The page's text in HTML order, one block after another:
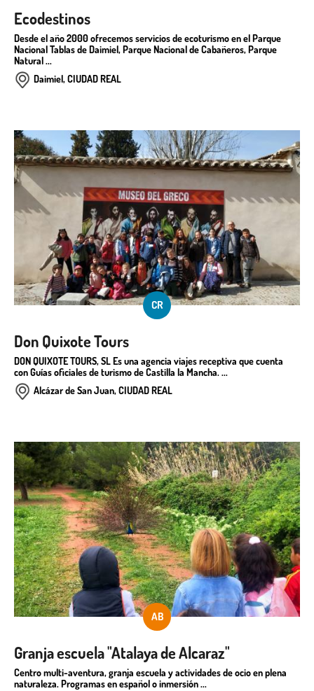
Ecodestinos
Desde el año 2000 ofrecemos servicios de ecoturismo en el Parque
Nacional Tablas de Daimiel, Parque Nacional de Cabañeros, Parque
Natural ...
Daimiel, CIUDAD REAL
CR
Don Quixote Tours
DON QUIXOTE TOURS, SL Es una agencia viajes receptiva que cuenta
con Guías oficiales de turismo de Castilla la Mancha. ...
Alcázar de San Juan, CIUDAD REAL
AB
Granja escuela "Atalaya de Alcaraz"
Centro multi-aventura, granja escuela y actividades de ocio en plena
naturaleza. Programas en español o inmersión ...